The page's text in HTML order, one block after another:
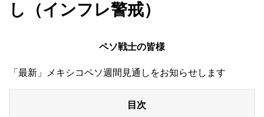
し（インフレ警戒）
ペソ戦士の皆様
「最新」メキシコペソ週間見通しをお知らせします